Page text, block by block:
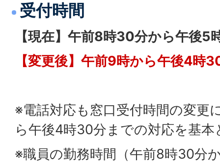
受付時間
【現在】午前8時30分から午後5
【変更後】午前9時から午後4時
※電話対応も窓口受付時間の変更
ら午後4時30分までの対応を基本
※職員の勤務時間（午前8時30分